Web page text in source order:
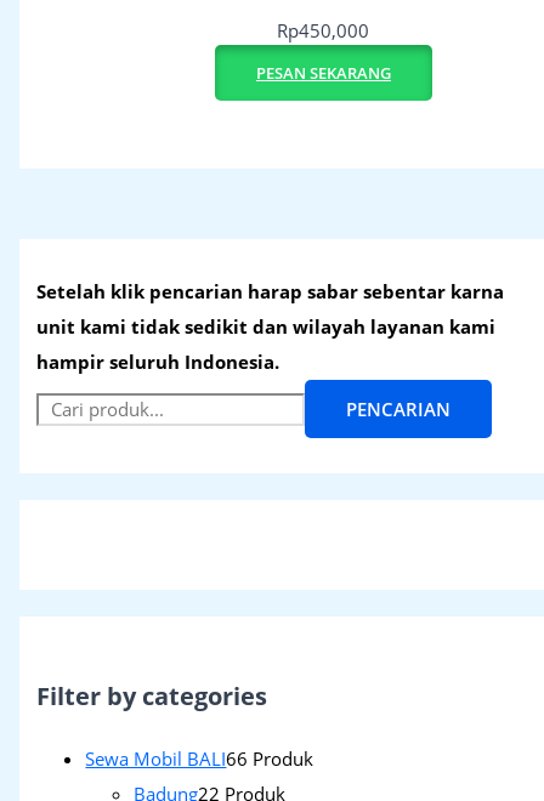
Setelah klik pencarian harap sabar sebentar karna
unit kami tidak sedikit dan wilayah layanan kami
hampir seluruh Indonesia.
PENCARIAN
Filter by categories
Sewa Mobil BALI66 Produk
Badung22 Produk
Rp450,000
PESAN SEKARANG